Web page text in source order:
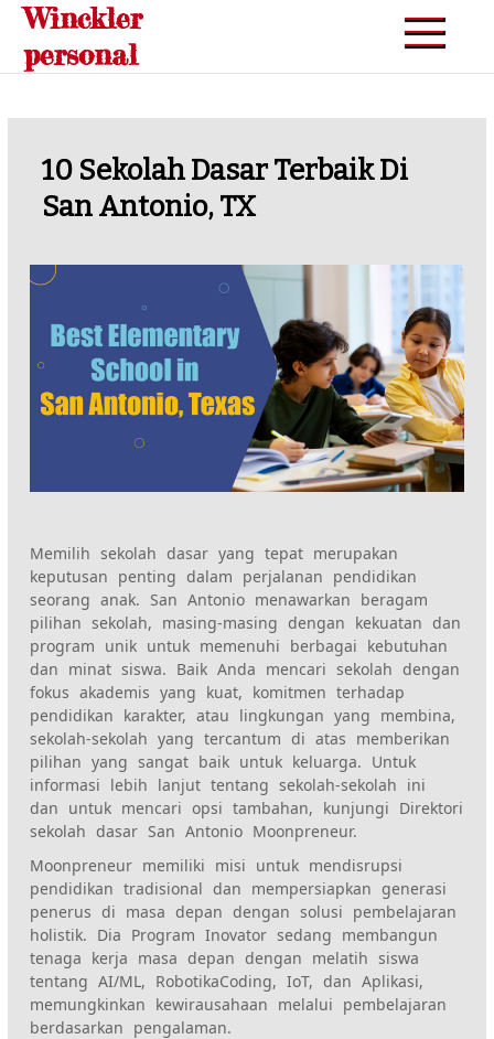
Skip
content
Winckler
personal
10 Sekolah Dasar Terbaik Di
San Antonio, TX
Memilih sekolah dasar yang tepat merupakan
keputusan penting dalam perjalanan pendidikan
seorang anak. San Antonio menawarkan beragam
pilihan sekolah, masing-masing dengan kekuatan dan
program unik untuk memenuhi berbagai kebutuhan
dan minat siswa. Baik Anda mencari sekolah dengan
fokus akademis yang kuat, komitmen terhadap
pendidikan karakter, atau lingkungan yang membina,
sekolah-sekolah yang tercantum di atas memberikan
pilihan yang sangat baik untuk keluarga. Untuk
informasi lebih lanjut tentang sekolah-sekolah ini
dan untuk mencari opsi tambahan, kunjungi Direktori
sekolah dasar San Antonio Moonpreneur.
Moonpreneur memiliki misi untuk mendisrupsi
pendidikan tradisional dan mempersiapkan generasi
penerus di masa depan dengan solusi pembelajaran
holistik. Dia Program Inovator sedang membangun
tenaga kerja masa depan dengan melatih siswa
tentang AI/ML, RobotikaCoding, IoT, dan Aplikasi,
memungkinkan kewirausahaan melalui pembelajaran
berdasarkan pengalaman.